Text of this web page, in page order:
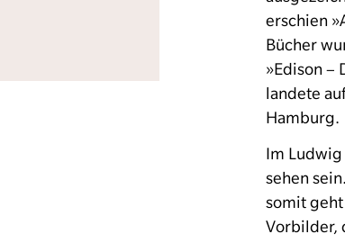
erschien
Bücher
»Edison –
landete
Hamburg.
Im
sehen
somit
Vorbilder,